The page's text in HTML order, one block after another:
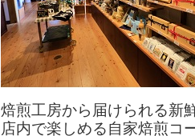
焙煎工房から届けられる新
店内で楽しめる自家焙煎コ